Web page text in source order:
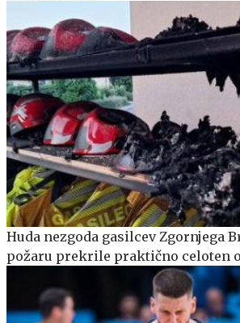
Huda nezgoda gasilcev Zgornjega
požaru prekrile praktično celoten